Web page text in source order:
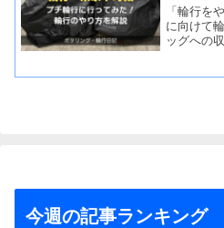
「輪行を
に向けて
ッグへの
今週の記事ランキング